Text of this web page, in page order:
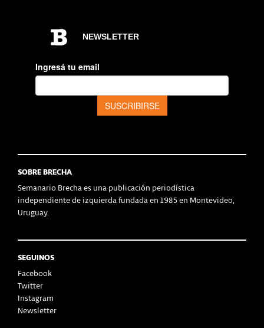
SOBRE BRECHA
Semanario Brecha es una publicación periodística
independiente de izquierda fundada en 1985 en Montevideo,
Uruguay.
SEGUINOS
Facebook
Twitter
Instagram
Newsletter